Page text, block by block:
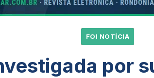
FOI NOTÍCIA
por